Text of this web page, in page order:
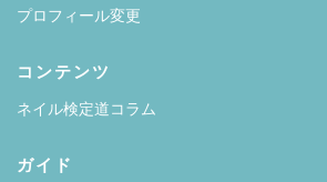
プロフィール変更
コンテンツ
ネイル検定道コラム
ガイド